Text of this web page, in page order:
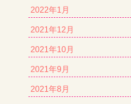
2022年1月
2021年12月
2021年10月
2021年9月
2021年8月